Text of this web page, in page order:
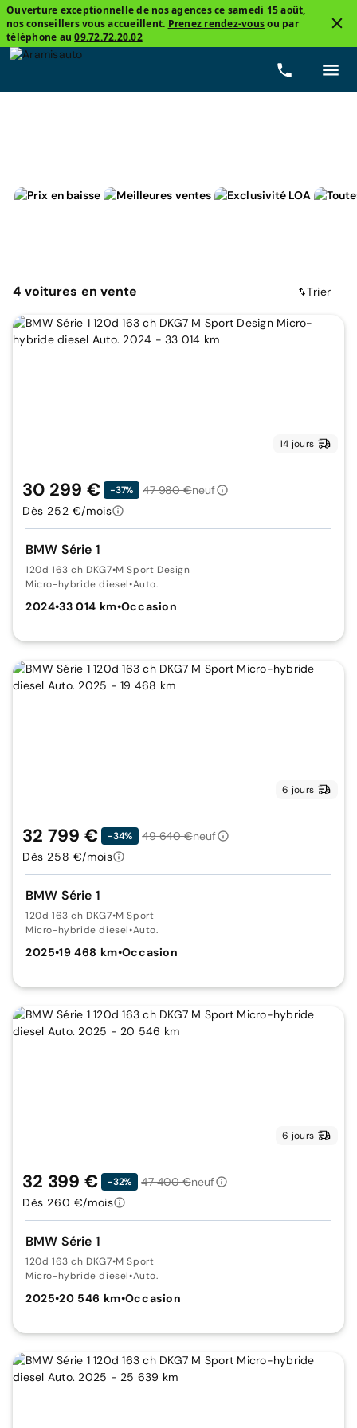
Ouverture exceptionnelle de nos agences ce samedi 15 août,
nos conseillers vous accueillent. Prenez rendez-vousou par
téléphone au09.72.72.20.02
Prix
4 voitures en vente Trier
14 jours
BMW Série 1
120d 163 ch DKG7•M Sport Design
Micro-hybride diesel•Auto.
2024•33 014 km•Occasion
30 299 € -37% 47 980 €neuf
Dès 252 €/mois
6 jours
BMW Série 1
120d 163 ch DKG7•M Sport
Micro-hybride diesel•Auto.
2025•19 468 km•Occasion
32 799 € -34% 49 640 €neuf
Dès 258 €/mois
6 jours
BMW Série 1
120d 163 ch DKG7•M Sport
Micro-hybride diesel•Auto.
2025•20 546 km•Occasion
32 399 € -32% 47 400 €neuf
Dès 260 €/mois